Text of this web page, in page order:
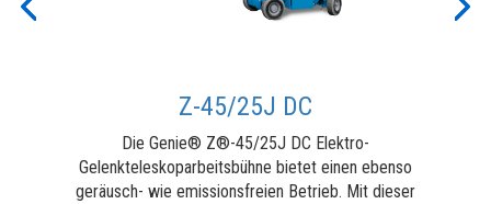
Previous
Z-45/25J DC
Die Genie® Z®-45/25J DC Elektro-
Gelenkteleskoparbeitsbühne bietet einen ebenso
geräusch- wie emissionsfreien Betrieb. Mit dieser